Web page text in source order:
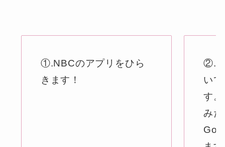
①.NBCのアプリをひら
きます！
い
す
み
Got